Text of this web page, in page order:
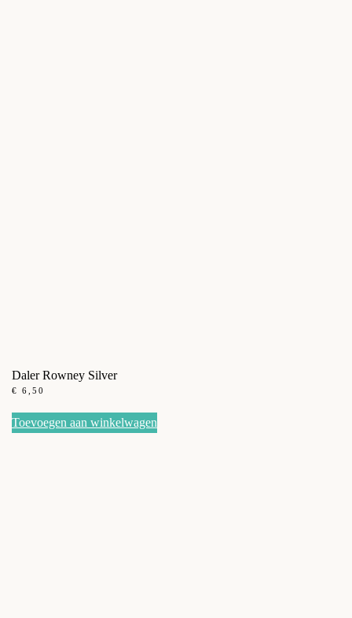
Daler Rowney Silver
€ 6,50
Toevoegen aan winkelwagen